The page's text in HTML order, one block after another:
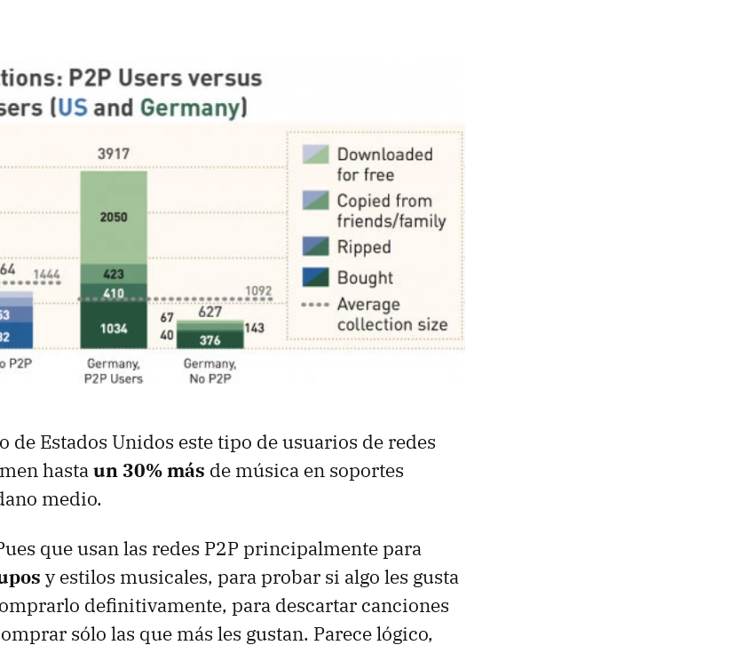
de Estados Unidos este tipo de usuarios de redes
hastaun 30% más de música en soportes
medio.
que usan las redes P2P principalmente para
y estilos musicales, para probar si algo les gusta
definitivamente, para descartar canciones
sólo las que más les gustan. Parece lógico,